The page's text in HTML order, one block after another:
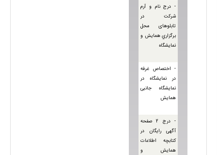
- درج نام و آرم
شرکت در
تابلوهای محل
برگزاري همایش و
نمايشگاه
- اختصاص غرفه‌
در نمایشگاه در
نمایشگاه جانبی
همایش
- درج 2 صفحه
آگهی رايگان در
کتابچه اطلاعات
همایش و